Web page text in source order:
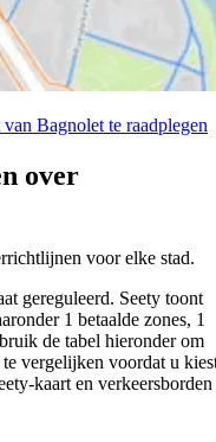
Bagnolet te raadplegen
over
voor elke stad.
gereguleerd. Seety toont
1 betaalde zones, 1
de tabel hieronder om
vergelijken voordat u
kaart en verkeersborden